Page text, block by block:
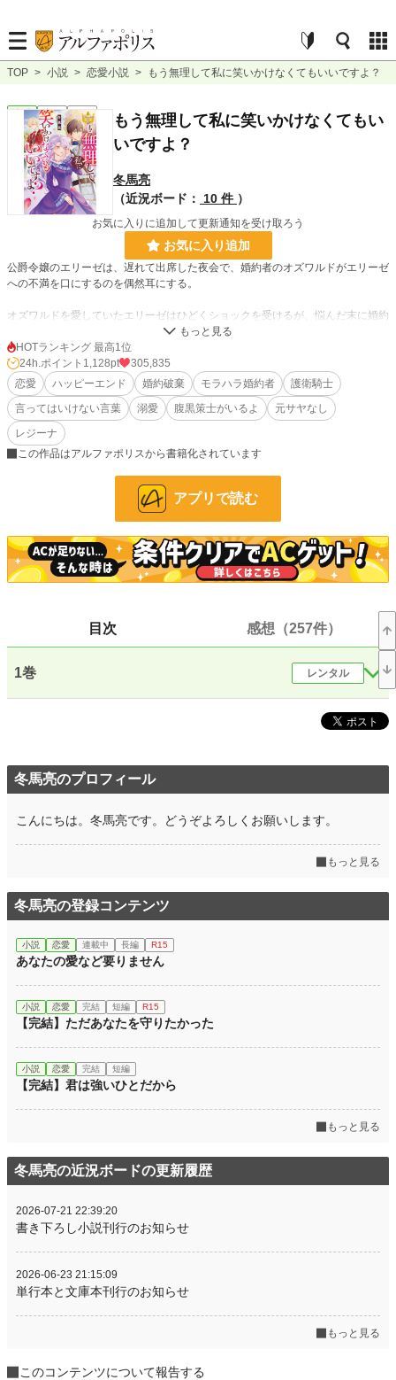
TOP > 小説 > 恋愛小説 > もう無理して私に笑いかけなくてもいいですよ？
恋愛 完結 長編
もう無理して私に笑いかけなくてもい
いですよ？
冬馬亮
（近況ボード：
10 件 ）
お気に入りに追加して更新通知を受け取ろう
お気に入り追加
公爵令嬢のエリーゼは、遅れて出席した夜会で、婚約者のオズワルドがエリーゼ
への不満を口にするのを偶然耳にする。
オズワルドを愛していたエリーゼはひどくショックを受けるが、悩んだ末に婚約
だが、喜んで受け入れると思っていたオズワルドが、なぜか婚約解消を拒否。関
係の再構築を提案する。
その後、プレゼント攻撃や突撃訪問の日々が始まるが、オズワルドは別の令嬢を
そばに置くようになり・・・
「彼女は友人の妹で、なんとも思ってない。オレが好きなのはエリーゼだ」
「私みたいな女に無理して笑いかけるのも限界だって夜会で愚痴をこぼしてたじ
ゃないですか。よかったですね、これでもう、無理して私に笑いかけなくてよく
小説 1,132 位 / 228,743 件
恋愛 643 位 / 66,362 件
文字数(レンタル含む)
更新日時 2025.03.28 12:53
週間ポイント 6,266 pt (1,655 位)
月間ポイント 33,243 pt (1,384 位)
HOTランキング 最高1位
24h.ポイント 1,128pt
305,835
恋愛
ハッピーエンド 婚約破棄 モラハラ婚約者
護衛騎士
言ってはいけない言葉
溺愛 腹黒策士がいるよ
元サヤなし
レジーナ
この作品はアルファポリスから書籍化されています
アプリで読む
目次 感想（257件）
1巻 レンタル
冬馬亮のプロフィール
こんにちは。冬馬亮です。どうぞよろしくお願いします。
もっと見る
冬馬亮の登録コンテンツ
小説 恋愛 連載中 長編 R15
あなたの愛など要りません
小説 恋愛 完結 短編 R15
【完結】ただあなたを守りたかった
小説 恋愛 完結 短編
【完結】君は強いひとだから
もっと見る
冬馬亮の近況ボードの更新履歴
2026-07-21 22:39:20
書き下ろし小説刊行のお知らせ
2026-06-23 21:15:09
単行本と文庫本刊行のお知らせ
もっと見る
このコンテンツについて報告する